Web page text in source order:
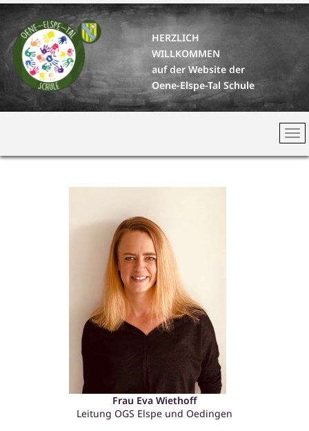
HERZLICH
WILLKOMMEN
auf der Website der
Oene-Elspe-Tal Schule
Frau Eva Wiethoff
Leitung OGS Elspe und Oedingen